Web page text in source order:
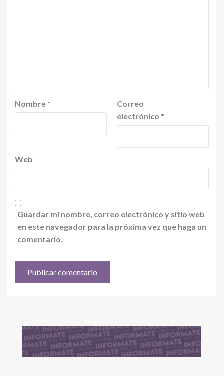
Nombre *
Correo
electrónico *
Web
Guardar mi nombre, correo electrónico y sitio web
en este navegador para la próxima vez que haga un
comentario.